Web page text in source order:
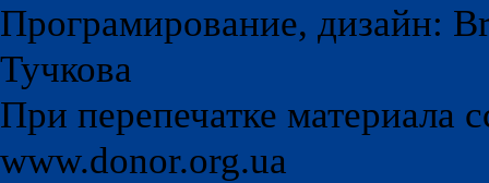
Програмирование, дизайн:
Тучкова
При перепечатке материала
www.donor.org.ua